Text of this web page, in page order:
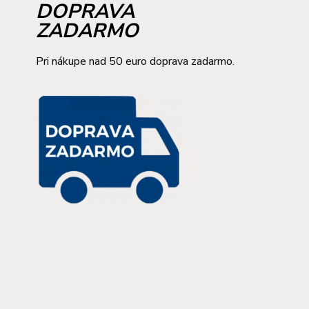
DOPRAVA
ZADARMO
Pri nákupe nad 50 euro doprava zadarmo.